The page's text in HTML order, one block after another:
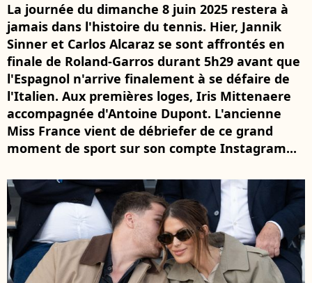
La journée du dimanche 8 juin 2025 restera à
jamais dans l'histoire du tennis. Hier, Jannik
Sinner et Carlos Alcaraz se sont affrontés en
finale de Roland-Garros durant 5h29 avant que
l'Espagnol n'arrive finalement à se défaire de
l'Italien. Aux premières loges, Iris Mittenaere
accompagnée d'Antoine Dupont. L'ancienne
Miss France vient de débriefer de ce grand
moment de sport sur son compte Instagram...